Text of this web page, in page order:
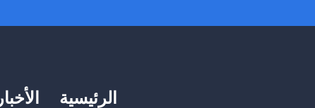
الأخبار الرئيسية